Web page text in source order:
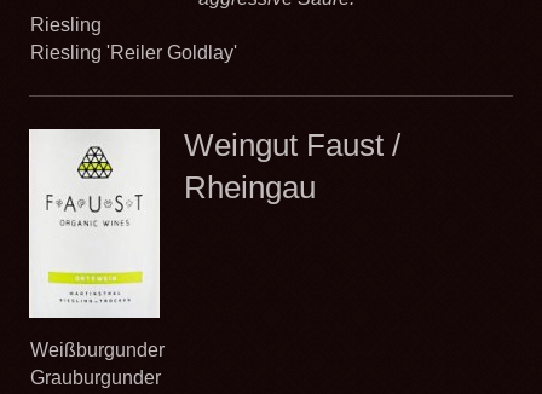
Riesling
Riesling 'Reiler Goldlay'
Weingut Faust /
Rheingau
Weißburgunder
Grauburgunder